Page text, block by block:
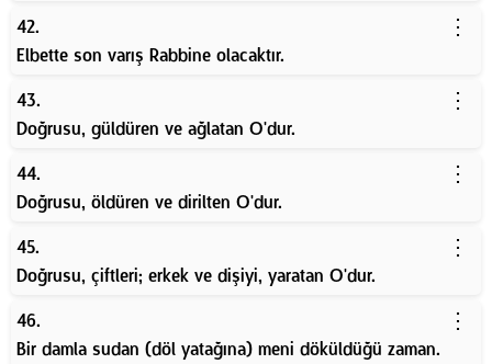
42. ⋮
Elbette son varış Rabbine olacaktır.
43. ⋮
Doğrusu, güldüren ve ağlatan O'dur.
44. ⋮
Doğrusu, öldüren ve dirilten O'dur.
45. ⋮
Doğrusu, çiftleri; erkek ve dişiyi, yaratan O'dur.
46. ⋮
Bir damla sudan (döl yatağına) meni döküldüğü zaman.